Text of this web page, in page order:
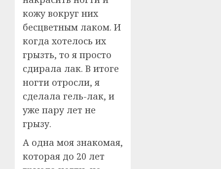
кожу вокруг них
бесцветным лаком. И
когда хотелось их
грызть, то я просто
сдирала лак. В итоге
ногти отросли, я
сделала гель-лак, и
уже пару лет не
грызу.
А одна моя знакомая,
которая до 20 лет